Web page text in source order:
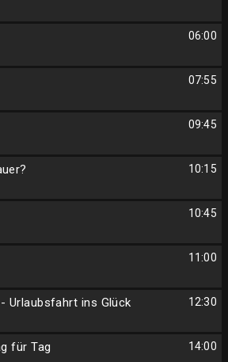
06:00
07:55
09:45
10:15
10:45
11:00
12:30
Urlaubsfahrt ins Glück
14:00
für Tag